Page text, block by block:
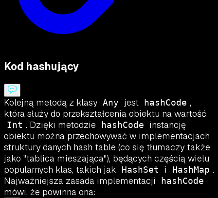
Kod hashujący
Kolejną metodą z klasy Any jest hashCode ,
która służy do przekształcenia obiektu na wartość
Int . Dzięki metodzie hashCode
instancję
obiektu można przechowywać w implementacjach
struktury danych hash table (co się tłumaczy także
jako "tablica mieszająca"), będących częścią wielu
popularnych klas, takich jak
HashSet i HashMap .
Najważniejsza zasada implementacji
hashCode
mówi, że powinna ona: